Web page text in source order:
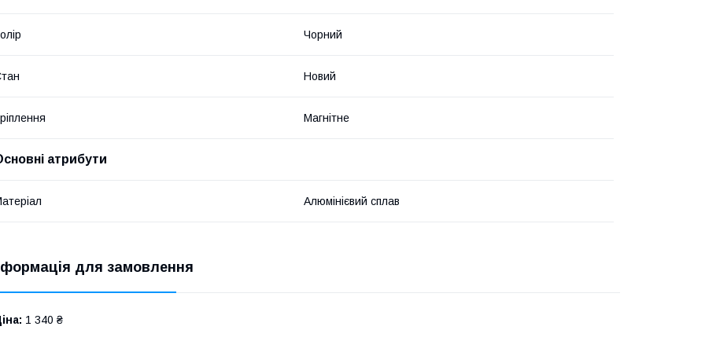
Чорний
Новий
Магнітне
атрибути
Алюмінієвий сплав
для замовлення
1 340 ₴